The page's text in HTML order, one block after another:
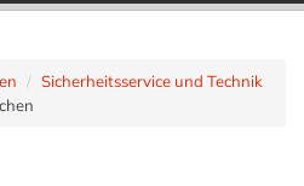
Sicherheitsservice und Technik